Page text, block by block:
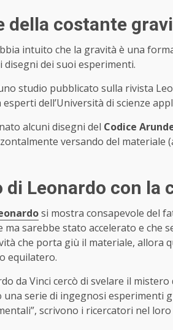
della costante
intuito che la gravità è una
dei suoi esperimenti.
studio pubblicato sulla rivista
dell’Università di scienze
alcuni disegni del Codice
versando del materiale
di Leonardo con la
si mostra consapevole del
sarebbe stato accelerato e che
che porta giù il materiale, allora
equilatero.
da Vinci cercò di svelare il
una serie di ingegnosi esperimenti
scrivono i ricercatori nel